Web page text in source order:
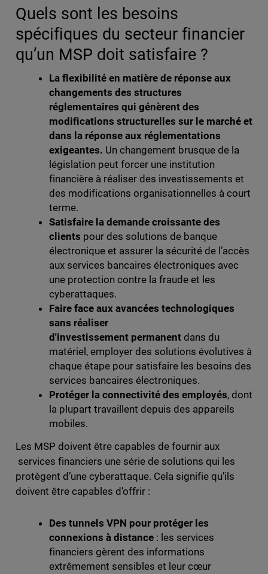
Quels sont les besoins
spécifiques du secteur financier
qu’un MSP doit satisfaire ?
La flexibilité en matière de réponse aux
changements des structures
réglementaires qui génèrent des
modifications structurelles sur le marché et
dans la réponse aux réglementations
exigeantes. Un changement brusque de la
législation peut forcer une institution
financière à réaliser des investissements et
des modifications organisationnelles à court
terme.
Satisfaire la demande croissante des
clients pour des solutions de banque
électronique et assurer la sécurité de l’accès
aux services bancaires électroniques avec
une protection contre la fraude et les
cyberattaques.
Faire face aux avancées technologiques
sans réaliser
d'investissement permanentdans du
matériel, employer des solutions évolutives à
chaque étape pour satisfaire les besoins des
services bancaires électroniques.
Protéger la connectivité des employés, dont
la plupart travaillent depuis des appareils
mobiles.
Les MSP doivent être capables de fournir aux
services financiers une série de solutions qui les
protègent d’une cyberattaque. Cela signifie qu’ils
doivent être capables d’offrir :
Des tunnels VPN pour protéger les
connexions à distance : les services
financiers gèrent des informations
extrêmement sensibles et leur cœur